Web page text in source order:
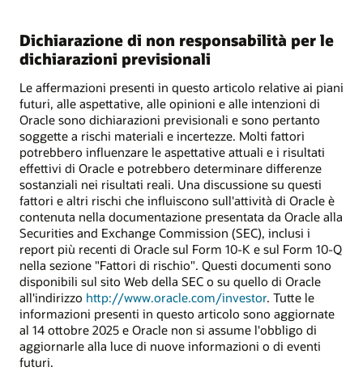
Dichiarazione di non responsabilità per le
dichiarazioni previsionali
Le affermazioni presenti in questo articolo relative ai piani
futuri, alle aspettative, alle opinioni e alle intenzioni di
Oracle sono dichiarazioni previsionali e sono pertanto
soggette a rischi materiali e incertezze. Molti fattori
potrebbero influenzare le aspettative attuali e i risultati
effettivi di Oracle e potrebbero determinare differenze
sostanziali nei risultati reali. Una discussione su questi
fattori e altri rischi che influiscono sull'attività di Oracle è
contenuta nella documentazione presentata da Oracle alla
Securities and Exchange Commission (SEC), inclusi i
report più recenti di Oracle sul Form 10-K e sul Form 10-Q
nella sezione "Fattori di rischio". Questi documenti sono
disponibili sul sito Web della SEC o su quello di Oracle
all'indirizzo http://www.oracle.com/investor. Tutte le
informazioni presenti in questo articolo sono aggiornate
al 14 ottobre 2025 e Oracle non si assume l'obbligo di
aggiornarle alla luce di nuove informazioni o di eventi
futuri.